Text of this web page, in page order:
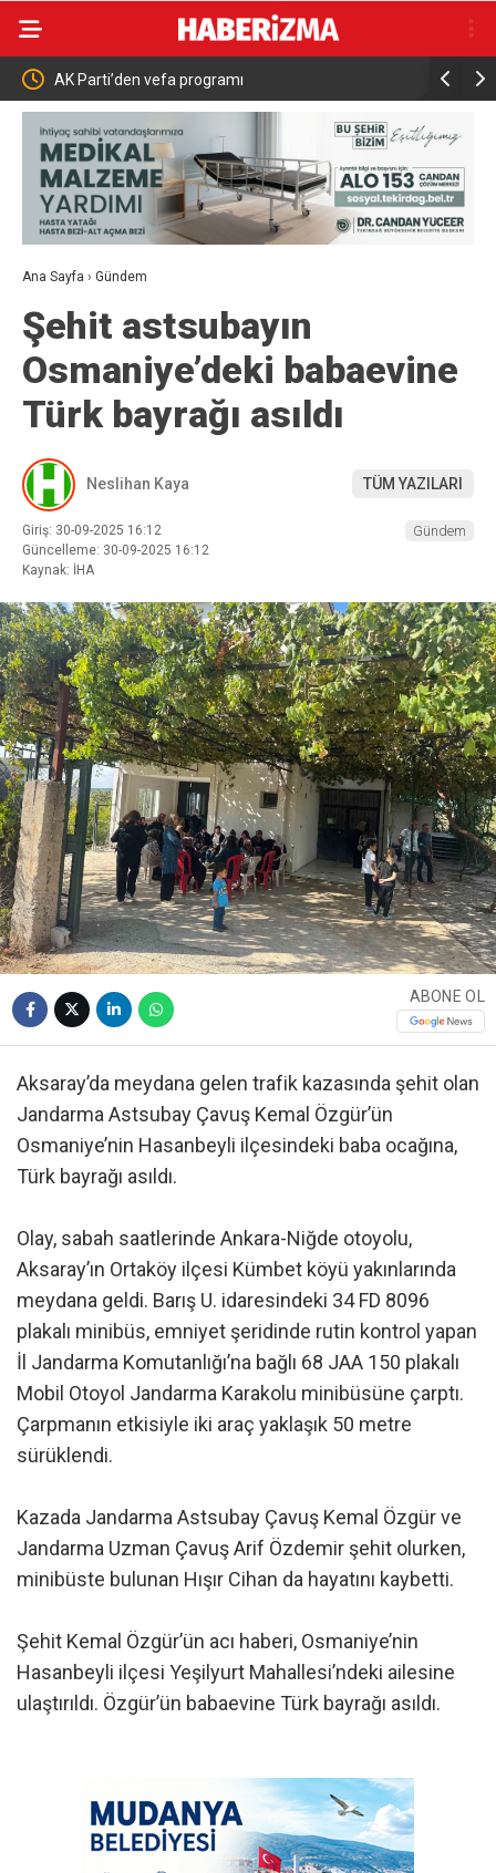
Nilüfer Belediyesi’nden
Ana Sayfa › Gündem
Şehit astsubayın
Osmaniye’deki babaevine
Türk bayrağı asıldı
Neslihan Kaya TÜM YAZILARI
Giriş: 30-09-2025 16:12
Güncelleme: 30-09-2025 16:12
Kaynak: İHA
Gündem
ABONE OL
Aksaray’da meydana gelen trafik kazasında şehit olan
Jandarma Astsubay Çavuş Kemal Özgür’ün
Osmaniye’nin Hasanbeyli ilçesindeki baba ocağına,
Türk bayrağı asıldı.
Olay, sabah saatlerinde Ankara-Niğde otoyolu,
Aksaray’ın Ortaköy ilçesi Kümbet köyü yakınlarında
meydana geldi. Barış U. idaresindeki 34 FD 8096
plakalı minibüs, emniyet şeridinde rutin kontrol yapan
İl Jandarma Komutanlığı’na bağlı 68 JAA 150 plakalı
Mobil Otoyol Jandarma Karakolu minibüsüne çarptı.
Çarpmanın etkisiyle iki araç yaklaşık 50 metre
sürüklendi.
Kazada Jandarma Astsubay Çavuş Kemal Özgür ve
Jandarma Uzman Çavuş Arif Özdemir şehit olurken,
minibüste bulunan Hışır Cihan da hayatını kaybetti.
Şehit Kemal Özgür’ün acı haberi, Osmaniye’nin
Hasanbeyli ilçesi Yeşilyurt Mahallesi’ndeki ailesine
ulaştırıldı. Özgür’ün babaevine Türk bayrağı asıldı.